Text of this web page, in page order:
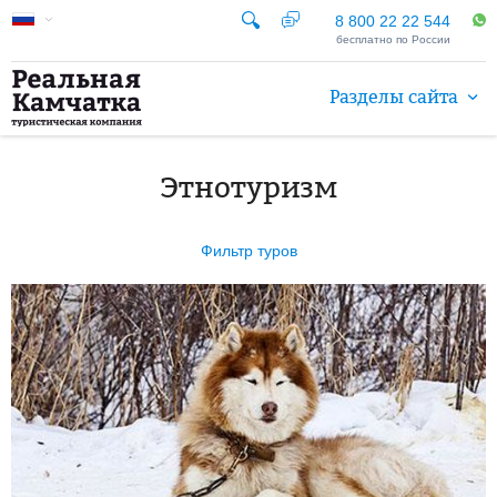
8 800 22 22 544
бесплатно по России
Разделы сайта
Этнотуризм
Фильтр туров